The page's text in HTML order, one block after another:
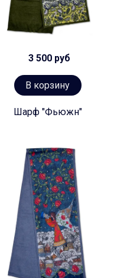
3 500 руб
В корзину
Шарф "Фьюжн"